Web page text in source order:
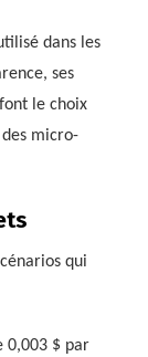
dans les
ses
le choix
micro-
qui
$ par